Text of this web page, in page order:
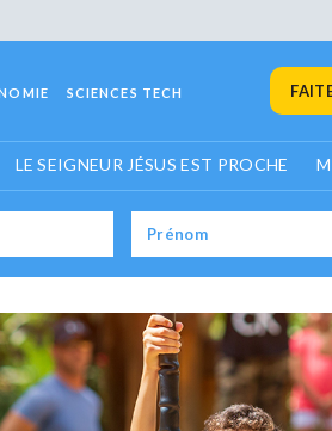
SCIENCES TECH
LE SEIGNEUR JÉSUS EST PROCHE